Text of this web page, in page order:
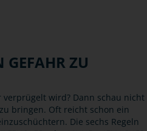
ZU
wird? Dann schau nicht
bringen. Oft reicht schon ein
Die sechs Regeln